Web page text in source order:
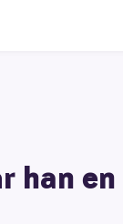
han en